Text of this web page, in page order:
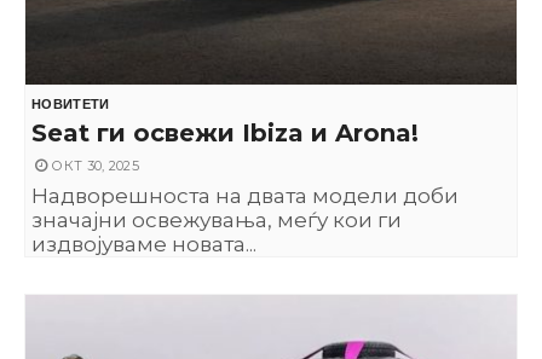
НОВИТЕТИ
Seat ги освежи Ibiza и Arona!
ОКТ 30, 2025
Надворешноста на двата модели доби
значајни освежувања, меѓу кои ги
издвојуваме новата...